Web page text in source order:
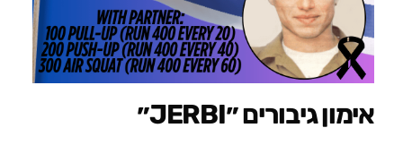
אימון גיבורים ״JERBI״